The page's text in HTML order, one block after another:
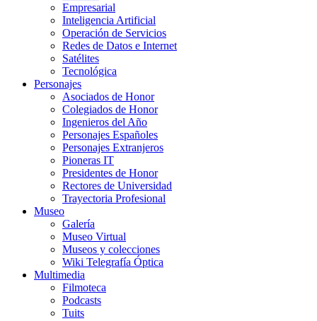
Empresarial
Inteligencia Artificial
Operación de Servicios
Redes de Datos e Internet
Satélites
Tecnológica
Personajes
Asociados de Honor
Colegiados de Honor
Ingenieros del Año
Personajes Españoles
Personajes Extranjeros
Pioneras IT
Presidentes de Honor
Rectores de Universidad
Trayectoria Profesional
Museo
Galería
Museo Virtual
Museos y colecciones
Wiki Telegrafía Óptica
Multimedia
Filmoteca
Podcasts
Tuits